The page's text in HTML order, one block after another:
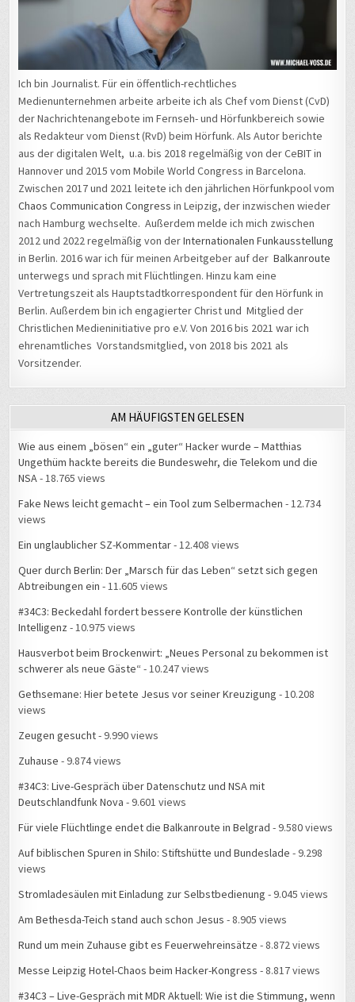
Ich bin Journalist. Für ein öffentlich-rechtliches
Medienunternehmen arbeite arbeite ich als Chef vom Dienst (CvD)
der Nachrichtenangebote im Fernseh- und Hörfunkbereich sowie
als Redakteur vom Dienst (RvD) beim Hörfunk. Als Autor berichte
aus der digitalen Welt, u.a. bis 2018 regelmäßig von der CeBIT in
Hannover und 2015 vom Mobile World Congress in Barcelona.
Zwischen 2017 und 2021 leitete ich den jährlichen Hörfunkpool vom
Chaos Communication Congress in Leipzig, der inzwischen wieder
nach Hamburg wechselte. Außerdem melde ich mich zwischen
2012 und 2022 regelmäßig von derInternationalen Funkausstellung
in Berlin. 2016 war ich für meinen Arbeitgeber auf derBalkanroute
unterwegs und sprach mit Flüchtlingen. Hinzu kam eine
Vertretungszeit als Hauptstadtkorrespondent für den Hörfunk in
Berlin. Außerdem bin ich engagierter Christ und Mitglied der
Christlichen Medieninitiative pro e.V. Von 2016 bis 2021 war ich
ehrenamtliches Vorstandsmitglied, von 2018 bis 2021 als
Vorsitzender.
AM HÄUFIGSTEN GELESEN
Wie aus einem „bösen“ ein „guter“ Hacker wurde – Matthias
Ungethüm hackte bereits die Bundeswehr, die Telekom und die
NSA- 18.765 views
Fake News leicht gemacht – ein Tool zum Selbermachen - 12.734
views
Ein unglaublicher SZ-Kommentar- 12.408 views
Quer durch Berlin: Der „Marsch für das Leben“ setzt sich gegen
Abtreibungen ein - 11.605 views
#34C3: Beckedahl fordert bessere Kontrolle der künstlichen
Intelligenz - 10.975 views
Hausverbot beim Brockenwirt: „Neues Personal zu bekommen ist
schwerer als neue Gäste“ - 10.247 views
Gethsemane: Hier betete Jesus vor seiner Kreuzigung - 10.208
views
Zeugen gesucht- 9.990 views
Zuhause - 9.874 views
#34C3: Live-Gespräch über Datenschutz und NSA mit
Deutschlandfunk Nova - 9.601 views
Für viele Flüchtlinge endet die Balkanroute in Belgrad - 9.580 views
Auf biblischen Spuren in Shilo: Stiftshütte und Bundeslade - 9.298
views
Stromladesäulen mit Einladung zur Selbstbedienung - 9.045 views
Am Bethesda-Teich stand auch schon Jesus - 8.905 views
Rund um mein Zuhause gibt es Feuerwehreinsätze - 8.872 views
Messe Leipzig Hotel-Chaos beim Hacker-Kongress - 8.817 views
#34C3 – Live-Gespräch mit MDR Aktuell: Wie ist die Stimmung, wenn